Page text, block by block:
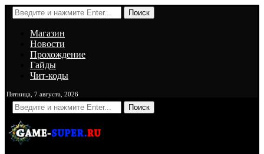
Поиск
Магазин
Новости
Прохождение
Гайды
Чит-коды
Пятница, 7 августа, 2026
Поиск